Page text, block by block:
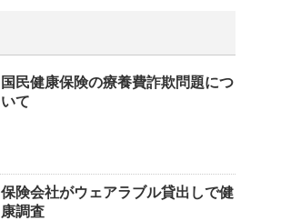
国民健康保険の療養費詐欺問題につ
いて
保険会社がウェアラブル貸出しで健
康調査